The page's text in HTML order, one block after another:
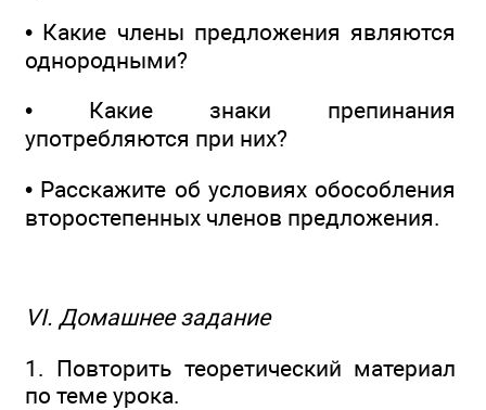
• Какие члены предложения являются
однородными?
• Какие знаки препинания
употребляются при них?
• Расскажите об условиях обособления
второстепенных членов предложения.
VI. Домашнее задание
1. Повторить теоретический материал
по теме урока.